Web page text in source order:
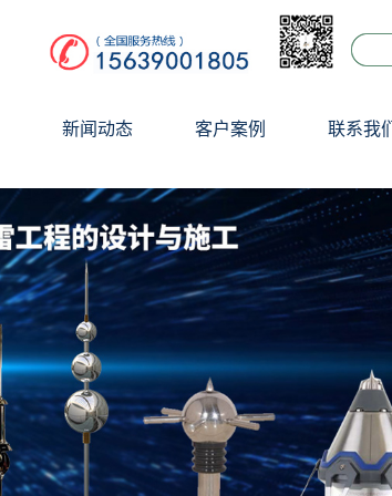
新闻动态 客户案例 联系我们